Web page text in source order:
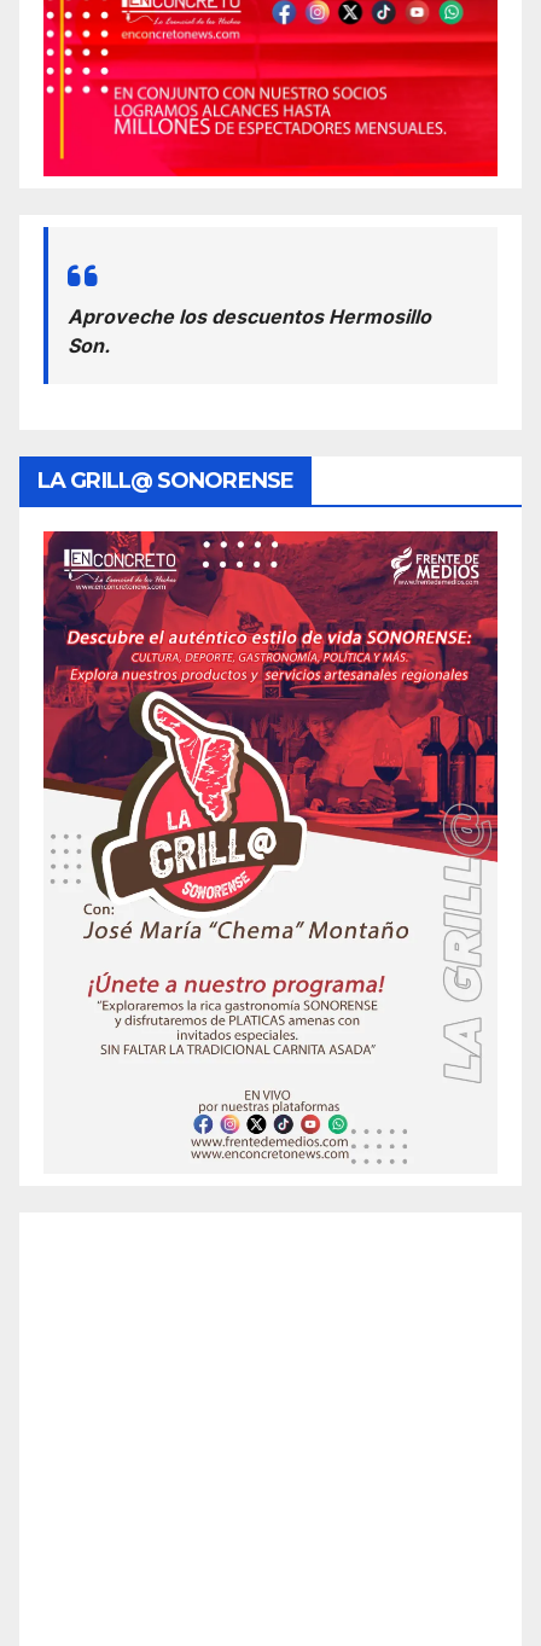
Aproveche los descuentos Hermosillo
Son.
LA GRILL@ SONORENSE